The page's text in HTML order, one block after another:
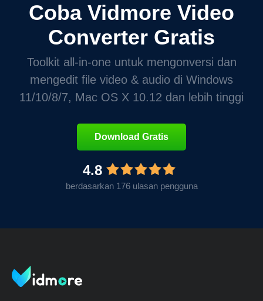
Coba Vidmore Video
Converter Gratis
Toolkit all-in-one untuk mengonversi dan
mengedit file video & audio di Windows
11/10/8/7, Mac OS X 10.12 dan lebih tinggi
Download Gratis
4.8
berdasarkan 176 ulasan pengguna